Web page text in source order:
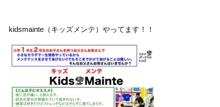
kidsmainte（キッズメンテ）やってます！！